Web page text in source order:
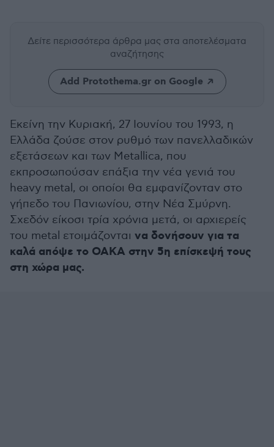
Δείτε περισσότερα άρθρα μας στα αποτελέσματα
αναζήτησης
Add Protothema.gr on Google
Εκείνη την Κυριακή, 27 Ιουνίου του 1993, η
Ελλάδα ζούσε στον ρυθμό των πανελλαδικών
εξετάσεων και των Metallica, που
εκπροσωπούσαν επάξια την νέα γενιά του
heavy metal, οι οποίοι θα εμφανίζονταν στο
γήπεδο του Πανιωνίου, στην Νέα Σμύρνη.
Σχεδόν είκοσι τρία χρόνια μετά, οι αρχιερείς
του metal ετοιμάζονται να δονήσουν για τα
καλά απόψε το ΟΑΚΑ στην 5η επίσκεψή τους
στη χώρα μας.